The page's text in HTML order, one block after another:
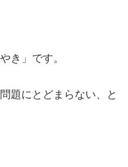
き」です。
題にとどまらない、と